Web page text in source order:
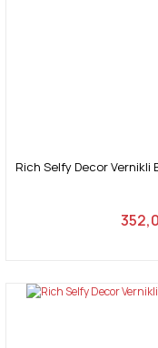
Rich Selfy Decor Vernikli